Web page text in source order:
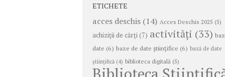
ETICHETE
acces deschis (14) Acces Deschis 2025 (5)
achiziții de cărți (7) activități (33)
date (6) baze de date științifice (6) bază de date
ştiinţifică (4) biblioteca digitală (5)